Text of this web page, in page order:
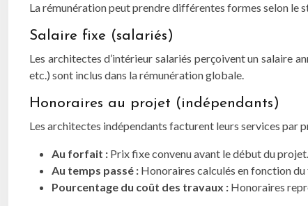
La rémunération peut prendre différentes formes selon le
Salaire fixe (salariés)
Les architectes d’intérieur salariés perçoivent un salaire
etc.) sont inclus dans la rémunération globale.
Honoraires au projet (indépendants)
Les architectes indépendants facturent leurs services par
Au forfait : Prix fixe convenu avant le début du projet.
Au temps passé : Honoraires calculés en fonction
Pourcentage du coût des travaux : Honoraires